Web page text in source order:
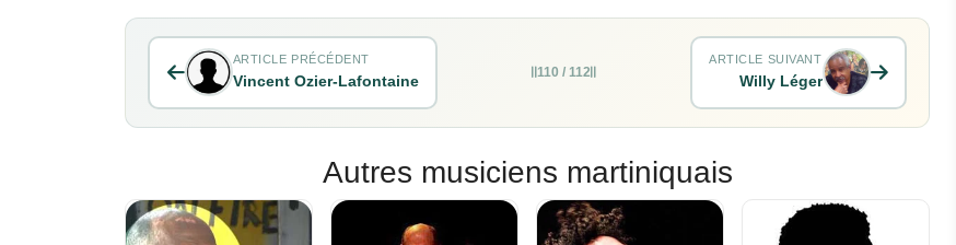
ARTICLE PRÉCÉDENT
Vincent Ozier-Lafontaine
110 / 112
ARTICLE SUIVANT
Willy Léger
Autres musiciens martiniquais